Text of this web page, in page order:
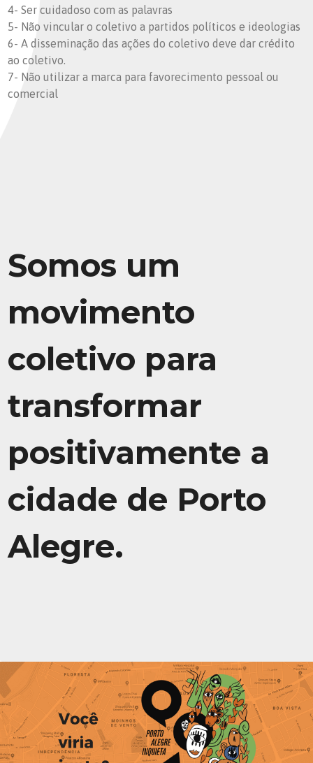
4- Ser cuidadoso com as palavras
5- Não vincular o coletivo a partidos políticos e ideologias
6- A disseminação das ações do coletivo deve dar crédito
ao coletivo.
7- Não utilizar a marca para favorecimento pessoal ou
comercial
Somos um
movimento
coletivo para
transformar
positivamente a
cidade de Porto
Alegre.